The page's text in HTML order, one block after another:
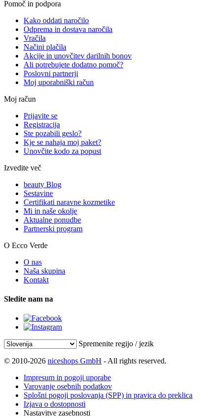
Pomoč in podpora
Kako oddati naročilo
Odprema in dostava naročila
Vračila
Načini plačila
Akcije in unovčitev darilnih bonov
Ali potrebujete dodatno pomoč?
Poslovni partnerji
Moj uporabniški račun
Moj račun
Prijavite se
Registracija
Ste pozabili geslo?
Kje se nahaja moj paket?
Unovčite kodo za popust
Izvedite več
beauty Blog
Sestavine
Certifikati naravne kozmetike
Mi in naše okolje
Aktualne ponudbe
Partnerski program
O Ecco Verde
O nas
Naša skupina
Kontakt
Sledite nam na
Spremenite regijo / jezik
© 2010-2026 niceshops GmbH - All rights reserved.
Impresum in pogoji uporabe
Varovanje osebnih podatkov
Splošni pogoji poslovanja (SPP) in pravica do preklica
Izjava o dostopnosti
Nastavitve zasebnosti